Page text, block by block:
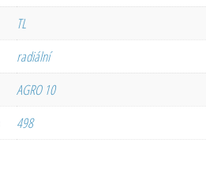
TL
radiální
AGRO 10
498